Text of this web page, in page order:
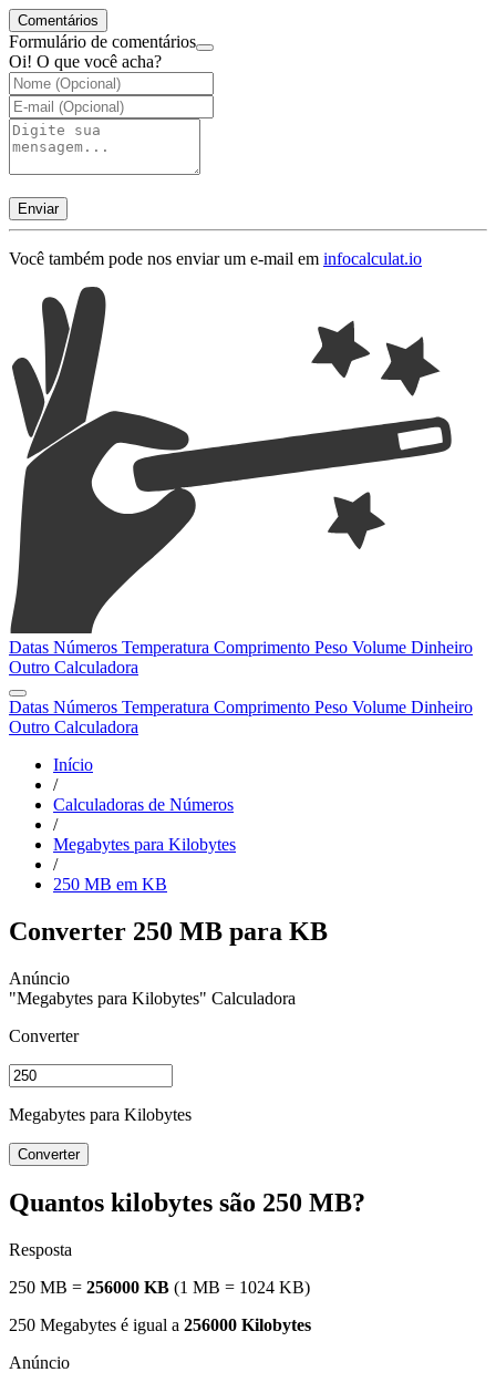
Comentários
Formulário de comentários
Oi! O que você acha?
Enviar
Você também pode nos enviar um e-mail em infocalculat.io
Datas Números Temperatura Comprimento Peso Volume Dinheiro
Outro Calculadora
Datas Números Temperatura Comprimento Peso Volume Dinheiro
Outro Calculadora
Início
/
Calculadoras de Números
/
Megabytes para Kilobytes
/
250 MB em KB
Converter 250 MB para KB
"Megabytes para Kilobytes" Calculadora
Converter
Megabytes para Kilobytes
Converter
Quantos kilobytes são 250 MB?
Resposta
250 MB = 256000 KB (1 MB = 1024 KB)
250 Megabytes é igual a 256000 Kilobytes